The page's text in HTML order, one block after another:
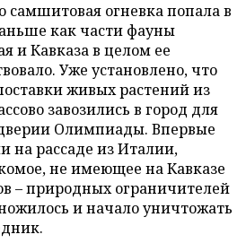
самшитовая огневка попала в
как части фауны
и Кавказа в целом ее
Уже установлено, что
живых растений из
завозились в город для
Олимпиады. Впервые
на рассаде из Италии,
не имеющее на Кавказе
– природных ограничителей
и начало уничтожать